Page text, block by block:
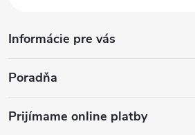
Informácie pre vás
Poradňa
Prijímame online platby